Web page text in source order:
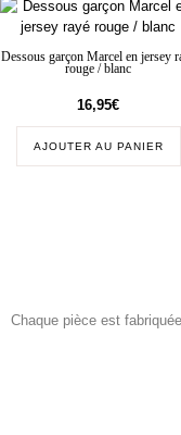
Dessous garçon Marcel en jersey
rouge / blanc
16,95€
AJOUTER AU PANIER
Chaque pièce est